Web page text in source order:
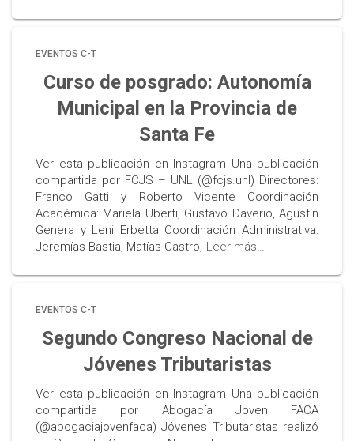
EVENTOS C-T
Curso de posgrado: Autonomía
Municipal en la Provincia de
Santa Fe
Ver esta publicación en Instagram Una publicación
compartida por FCJS – UNL (@fcjs.unl) Directores:
Franco Gatti y Roberto Vicente Coordinación
Académica: Mariela Uberti, Gustavo Daverio, Agustín
Genera y Leni Erbetta Coordinación Administrativa:
Jeremías Bastia, Matías Castro, Leer más…
EVENTOS C-T
Segundo Congreso Nacional de
Jóvenes Tributaristas
Ver esta publicación en Instagram Una publicación
compartida por Abogacía Joven FACA
(@abogaciajovenfaca) Jóvenes Tributaristas realizó